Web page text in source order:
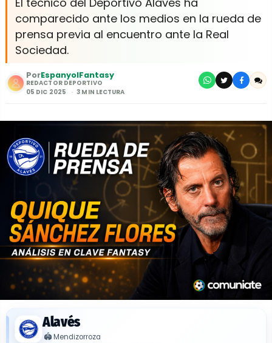
comparecido ante los medios en la rueda de
prensa previa al encuentro ante la Real
Sociedad.
PorEspanyolFantasy
REDACTOR DEPORTIVO
05 DIC 2025
3 MIN LECTURA
Alavés
🏟️Mendizorroza